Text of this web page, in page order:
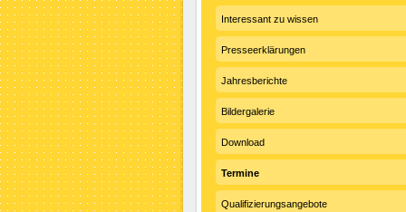
Interessant zu wissen
Presseerklärungen
Jahresberichte
Bildergalerie
Download
Termine
Qualifizierungsangebote